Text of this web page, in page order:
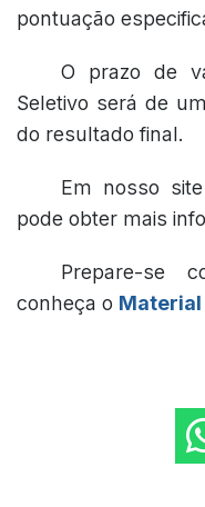
pontuação
O prazo de
Seletivo será de
do resultado final.
Em nosso
pode obter mais
Prepare-se
conheça o Material